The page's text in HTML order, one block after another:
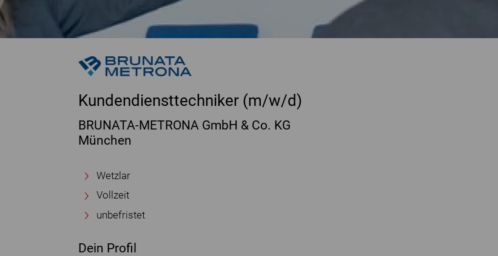
Kundendiensttechniker (m/w/d)
BRUNATA-METRONA GmbH & Co. KG
München
Wetzlar
Vollzeit
unbefristet
Dein Profil